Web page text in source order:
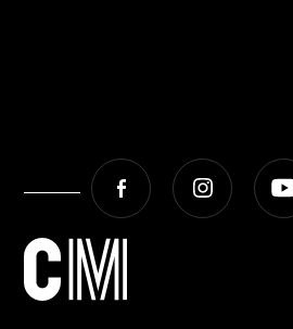
Facebook